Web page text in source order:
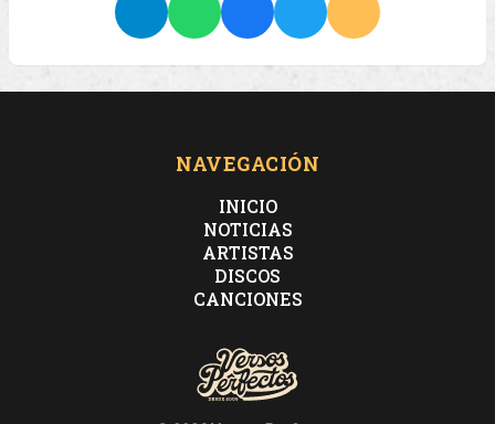
NAVEGACIÓN
INICIO
NOTICIAS
ARTISTAS
DISCOS
CANCIONES